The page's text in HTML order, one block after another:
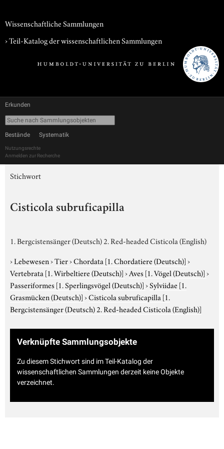
Wissenschaftliche Sammlungen
› Teil-Katalog der wissenschaftlichen Sammlungen
Erkunden
Bestände Systematik
Nutzungsrechte
Anmelden zur Recherche
Stichwort
Cisticola subruficapilla
1. Bergcistensänger (Deutsch) 2. Red-headed Cisticola (English)
›Lebewesen›Tier›Chordata [1. Chordatiere (Deutsch)]›
Vertebrata [1. Wirbeltiere (Deutsch)]›Aves [1. Vögel (Deutsch)]›
Passeriformes [1. Sperlingsvögel (Deutsch)]›Sylviidae [1.
Grasmücken (Deutsch)]›Cisticola subruficapilla [1.
Bergcistensänger (Deutsch) 2. Red-headed Cisticola (English)]
Verknüpfte Sammlungsobjekte
Zu diesem Stichwort sind im Teil-Katalog der
wissenschaftlichen Sammlungen derzeit keine Objekte
verzeichnet.